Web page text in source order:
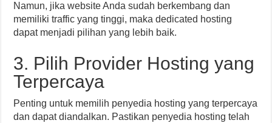
Namun, jika website Anda sudah berkembang dan
memiliki traffic yang tinggi, maka dedicated hosting
dapat menjadi pilihan yang lebih baik.
3. Pilih Provider Hosting yang
Terpercaya
Penting untuk memilih penyedia hosting yang terpercaya
dan dapat diandalkan. Pastikan penyedia hosting telah